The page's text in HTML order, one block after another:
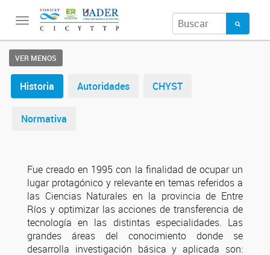
Toggle
navigation
VER MENOS
Historia Autoridades CHYST
Normativa
Fue creado en 1995 con la finalidad de ocupar un
lugar protagónico y relevante en temas referidos a
las Ciencias Naturales en la provincia de Entre
Ríos y optimizar las acciones de transferencia de
tecnología en las distintas especialidades. Las
grandes áreas del conocimiento donde se
desarrolla investigación básica y aplicada son: